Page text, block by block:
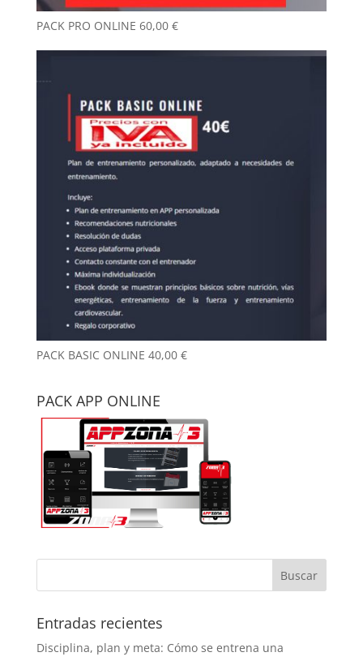
PACK PRO ONLINE 60,00 €
PACK BASIC ONLINE 40,00 €
PACK APP ONLINE
Entradas recientes
Disciplina, plan y meta: Cómo se entrena una